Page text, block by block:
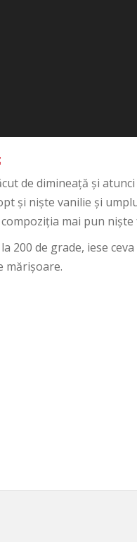
de dimineață și
și niște vanilie și
mai pun
200 de grade, iese
mărișoare.